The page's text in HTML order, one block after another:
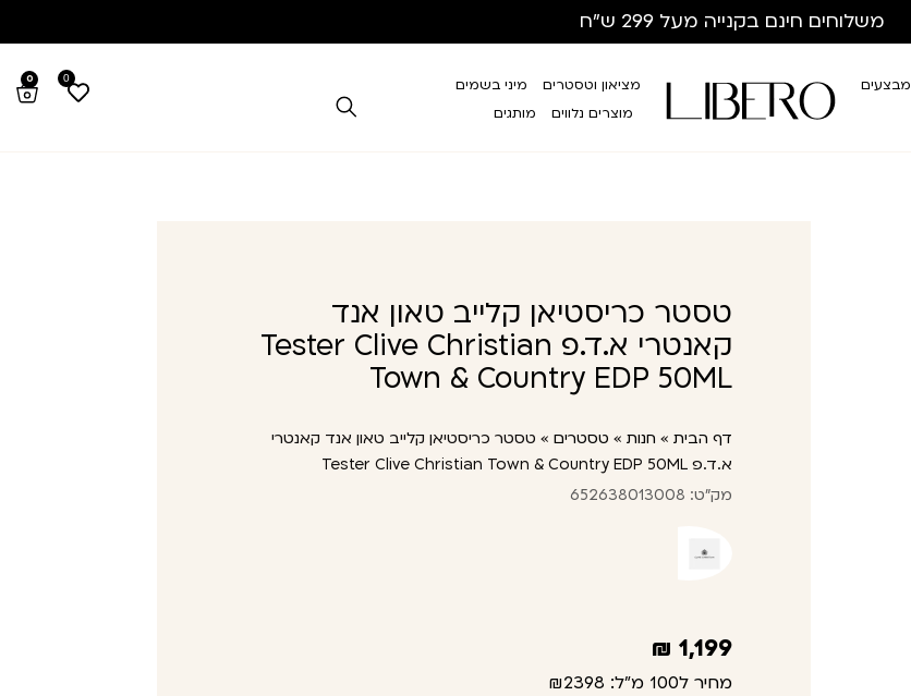
משלוחים חינם בקנייה מעל 299 ש”ח
מבצעים מציאון וטסטרים
מיני בשמים
מוצרים נלווים
מותגים
0
0
טסטר כריסטיאן קלייב טאון אנד
קאנטרי א.ד.פ Tester Clive Christian
Town & Country EDP 50ML
דף הבית » חנות » טסטרים » טסטר כריסטיאן קלייב טאון אנד קאנטרי
א.ד.פ Tester Clive Christian Town & Country EDP 50ML
מק"ט: 652638013008
1,199
₪
מחיר ל100 מ"ל: ₪2398